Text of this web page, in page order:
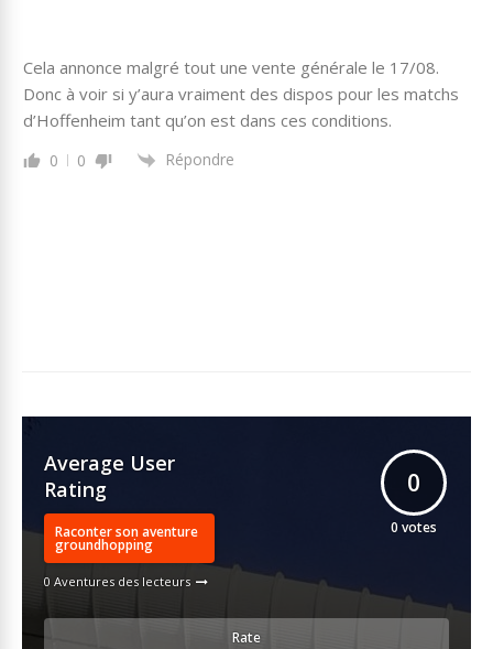
Cela annonce malgré tout une vente générale le 17/08.
Donc à voir si y’aura vraiment des dispos pour les matchs
d’Hoffenheim tant qu’on est dans ces conditions.
0 0 Répondre
Average User
Rating
Raconter son aventure
groundhopping
0 Aventures des lecteurs
0
0 votes
Rate